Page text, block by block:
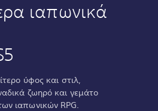
ιαπωνικά
ύφος και στιλ,
ζωηρό και γεμάτο
ιαπωνικών RPG.